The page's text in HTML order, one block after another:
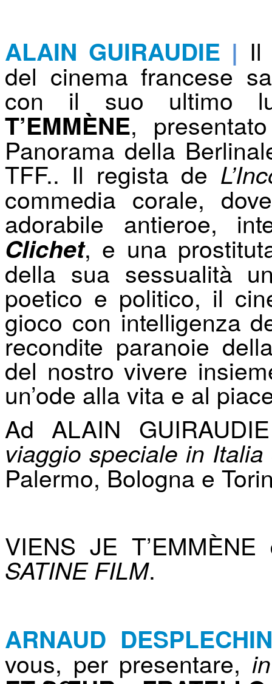
ALAIN GUIRAUDIE | Il
del cinema francese
con il suo ultimo
T’EMMÈNE,
Panorama della
TFF.. Il regista de
commedia corale,
adorabile antieroe,
Clichet, e una
della sua sessualità
poetico e politico, il
gioco con intelligenza
recondite paranoie
del nostro vivere
un’ode alla vita e al
Ad ALAIN
viaggio speciale in
Palermo, Bologna e
VIENS JE
SATINE FILM.
ARNAUD DESPLECHIN
vous, per presentare,